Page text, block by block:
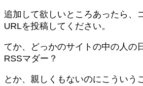
追加して欲しいところあったら、
URLを投稿してください。
てか、どっかのサイトの中の人の
RSSマダー？
とか、親しくもないのにこういう